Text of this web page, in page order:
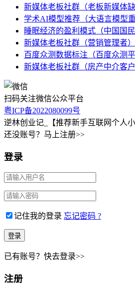
新媒体老板社群（老板新媒体缺
学术AI模型推荐（大语言模型
睡眠经济的盈利模式（中国国
新媒体老板社群（营销管理者）
百度众测数据标注（百度众测
新媒体老板社群（房产中介客
扫码关注微信公众平台
粤ICP备2022080099号
逆林创业记_【推荐新手互联网个人
还没账号？马上注册>>
登录
记住我的登录 忘记密码 ?
已有账号？快去登录>>
注册